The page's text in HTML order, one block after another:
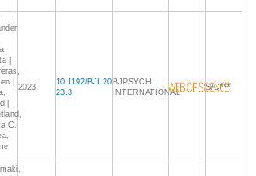
|
|
|
C.
2023
10.1192/BJI.20
23.3
BJPSYCH
INTERNATIONAL
S/C***